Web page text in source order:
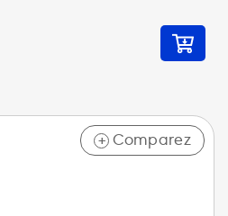
+ Comparez